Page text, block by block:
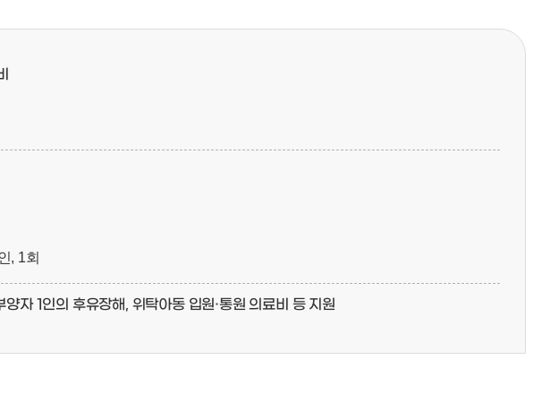
, 1회
양자 1인의 후유장해, 위탁아동 입원·통원 의료비 등 지원